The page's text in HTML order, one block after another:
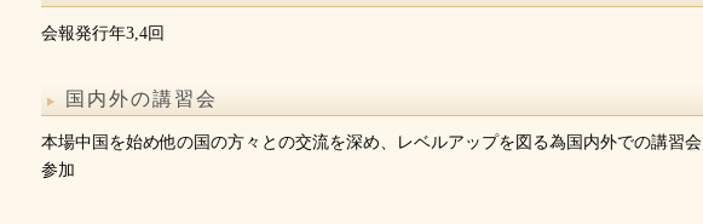
会報発行年3,4回
国内外の講習会
本場中国を始め他の国の方々との交流を深め、レベルアップを図る為国内外での講習会
参加